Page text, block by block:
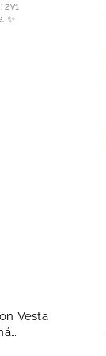
✨
Vesta